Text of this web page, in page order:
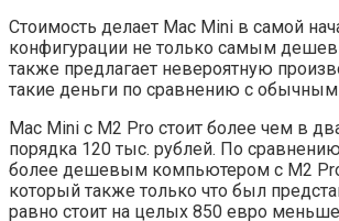
Стоимость делает Mac Mini в самой
конфигурации не только самым
также предлагает невероятную
такие деньги по сравнению с
Mac Mini с M2 Pro стоит более чем в
порядка 120 тыс. рублей. По
более дешевым компьютером с M2
который также только что был
равно стоит на целых 850 евро